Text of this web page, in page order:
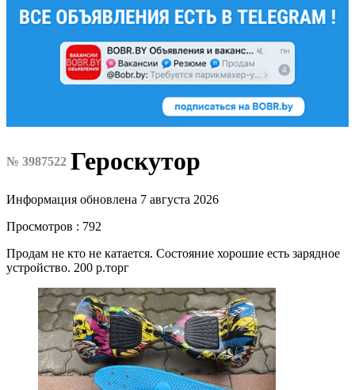
№ 3987522 Героскутор
Информация обновлена 7 августа 2026
Просмотров : 792
Продам не кто не катается. Состояние хорошие есть зарядное
устройство. 200 р.торг